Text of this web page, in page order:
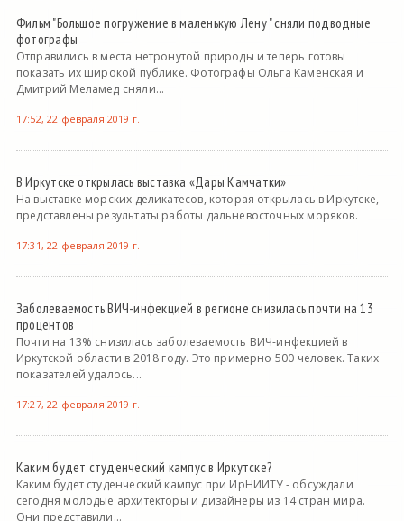
Фильм "Большое погружение в маленькую Лену " сняли подводные
фотографы
Отправились в места нетронутой природы и теперь готовы
показать их широкой публике. Фотографы Ольга Каменская и
Дмитрий Меламед сняли...
17:52, 22 февраля 2019 г.
В Иркутске открылась выставка «Дары Камчатки»
На выставке морских деликатесов, которая открылась в Иркутске,
представлены результаты работы дальневосточных моряков.
17:31, 22 февраля 2019 г.
Заболеваемость ВИЧ-инфекцией в регионе снизилась почти на 13
процентов
Почти на 13% снизилась заболеваемость ВИЧ-инфекцией в
Иркутской области в 2018 году. Это примерно 500 человек. Таких
показателей удалось...
17:27, 22 февраля 2019 г.
Каким будет студенческий кампус в Иркутске?
Каким будет студенческий кампус при ИрНИИТУ - обсуждали
сегодня молодые архитекторы и дизайнеры из 14 стран мира.
Они представили...